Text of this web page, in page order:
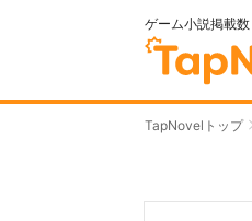
ゲーム小説掲載数
TapNovelトップ